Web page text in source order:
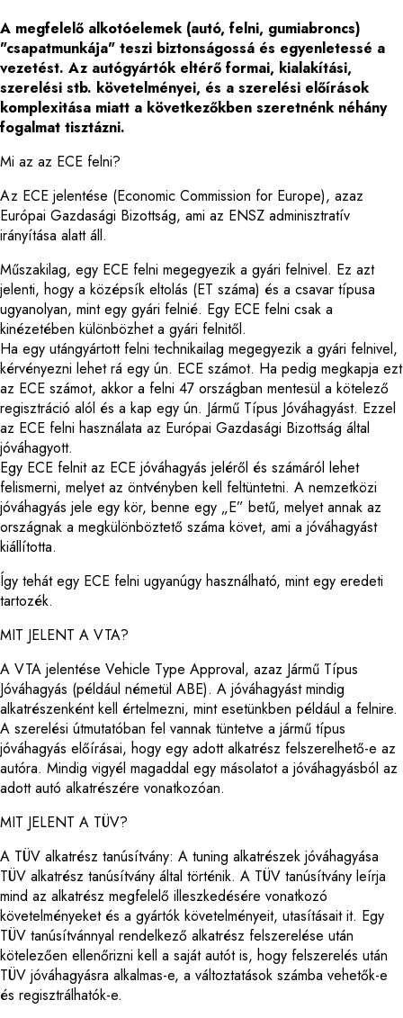
A megfelelő alkotóelemek (autó, felni, gumiabroncs)
"csapatmunkája" teszi biztonságossá és egyenletessé a
vezetést. Az autógyártók eltérő formai, kialakítási,
szerelési stb. követelményei, és a szerelési előírások
komplexitása miatt a következőkben szeretnénk néhány
fogalmat tisztázni.
Mi az az ECE felni?
Az ECE jelentése (Economic Commission for Europe), azaz
Európai Gazdasági Bizottság, ami az ENSZ adminisztratív
irányítása alatt áll.
Műszakilag, egy ECE felni megegyezik a gyári felnivel. Ez azt
jelenti, hogy a középsík eltolás (ET száma) és a csavar típusa
ugyanolyan, mint egy gyári felnié. Egy ECE felni csak a
kinézetében különbözhet a gyári felnitől.
Ha egy utángyártott felni technikailag megegyezik a gyári felnivel,
kérvényezni lehet rá egy ún. ECE számot. Ha pedig megkapja ezt
az ECE számot, akkor a felni 47 országban mentesül a kötelező
regisztráció alól és a kap egy ún. Jármű Típus Jóváhagyást. Ezzel
az ECE felni használata az Európai Gazdasági Bizottság által
jóváhagyott.
Egy ECE felnit az ECE jóváhagyás jeléről és számáról lehet
felismerni, melyet az öntvényben kell feltüntetni. A nemzetközi
jóváhagyás jele egy kör, benne egy „E” betű, melyet annak az
országnak a megkülönböztető száma követ, ami a jóváhagyást
kiállította.
Így tehát egy ECE felni ugyanúgy használható, mint egy eredeti
tartozék.
MIT JELENT A VTA?
A VTA jelentése Vehicle Type Approval, azaz Jármű Típus
Jóváhagyás (például németül ABE). A jóváhagyást mindig
alkatrészenként kell értelmezni, mint esetünkben például a felnire.
A szerelési útmutatóban fel vannak tüntetve a jármű típus
jóváhagyás előírásai, hogy egy adott alkatrész felszerelhető-e az
autóra. Mindig vigyél magaddal egy másolatot a jóváhagyásból az
adott autó alkatrészére vonatkozóan.
MIT JELENT A TÜV?
A TÜV alkatrész tanúsítvány: A tuning alkatrészek jóváhagyása
TÜV alkatrész tanúsítvány által történik. A TÜV tanúsítvány leírja
mind az alkatrész megfelelő illeszkedésére vonatkozó
követelményeket és a gyártók követelményeit, utasításait it. Egy
TÜV tanúsítvánnyal rendelkező alkatrész felszerelése után
kötelezően ellenőrizni kell a saját autót is, hogy felszerelés után
TÜV jóváhagyásra alkalmas-e, a változtatások számba vehetők-e
és regisztrálhatók-e.